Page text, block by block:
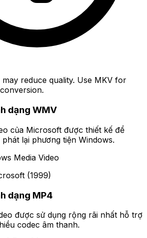
may reduce quality. Use MKV for
dạng WMV
của Microsoft được thiết kế để
lại phương tiện Windows.
Media Video
(1999)
dạng MP4
được sử dụng rộng rãi nhất hỗ trợ
codec âm thanh.